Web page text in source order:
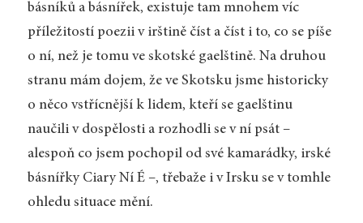
básníků a básnířek, existuje tam mnohem víc
příležitostí poezii v irštině číst a číst i to, co se píše
o ní, než je tomu ve skotské gaelštině. Na druhou
stranu mám dojem, že ve Skotsku jsme historicky
o něco vstřícnější k lidem, kteří se gaelštinu
naučili v dospělosti a rozhodli se v ní psát –
alespoň co jsem pochopil od své kamarádky, irské
básnířky Ciary Ní É –, třebaže i v Irsku se v tomhle
ohledu situace mění.